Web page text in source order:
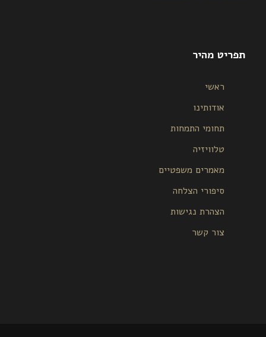
תפריט מהיר
ראשי
אודותינו
תחומי התמחות
טלוויזיה
מאמרים משפטיים
סיפורי הצלחה
הצהרת נגישות
צור קשר